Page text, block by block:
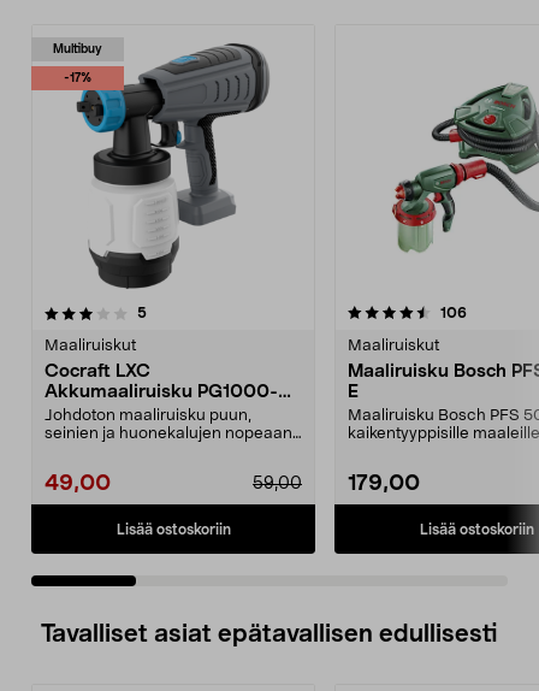
Multibuy
-17%
5arvostelut
Maaliruiskut
Cocraft LXC
Akkumaaliruisku PG1000-BL
18 V
Johdoton maaliruisku puun,
seinien ja huonekalujen nopeaan
49,00 59,00
Lisää ostoskoriin
4.5 viidestä
106arvostelut
Maaliruiskut
Maaliruisku Bosch
E
Maaliruisku Bosch PFS
kaikentyyppisille
179,00
Lisää ostoskoriin
5.0 viidestä
Tavalliset asiat epätavallisen edullisesti